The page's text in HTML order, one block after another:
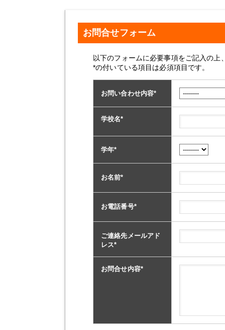
お問合せフォーム
以下のフォームに必要事項をご記入の
*の付いている項目は必須項目です。
お問い合わせ内容*
学校名*
学年*
お名前*
お電話番号*
ご連絡先メールアド
レス*
お問合せ内容*